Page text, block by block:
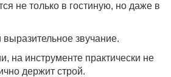
не только в гостиную, но даже в
звучание.
на инструменте практически не
держит строй.